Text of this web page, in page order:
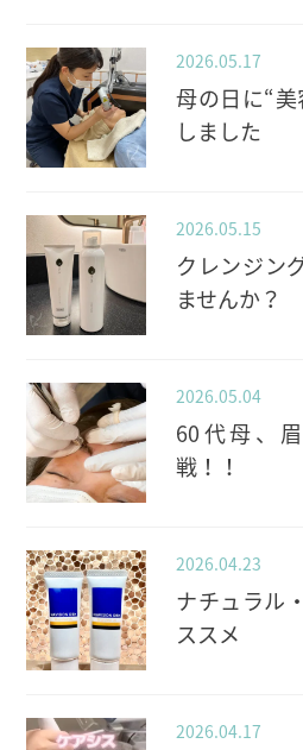
2026.05.17
母の日に“
しました
2026.05.15
クレンジン
ませんか？
2026.05.04
60代母、
戦！！
2026.04.23
ナチュラル
ススメ
2026.04.17